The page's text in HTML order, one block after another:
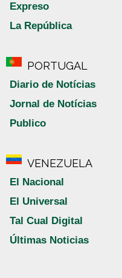
Expreso
La República
PORTUGAL
Diario de Notícias
Jornal de Notícias
Publico
VENEZUELA
El Nacional
El Universal
Tal Cual Digital
Últimas Noticias